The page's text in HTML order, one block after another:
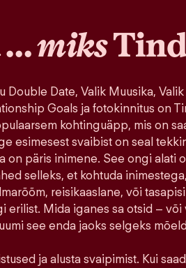
…miks
Double Date, Valik Muusika, Valik
Goals ja fotokinnitus on
kohtinguäpp, mis on
esimesest svaibist on seal
on päris inimene. See ongi alati
selleks, et kohtuda
reisikaaslane, või
erilist. Mida iganes sa otsid – või
see enda jaoks selgeks
ja alusta svaipimist. Kui